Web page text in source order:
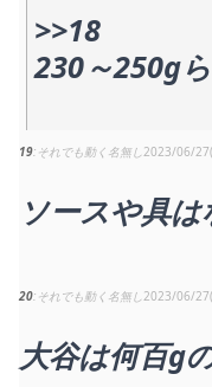
>>18
230～250g
19 それでも動く名無し2023/06/
ソースや具
20 それでも動く名無し2023/06/
大谷は何百g